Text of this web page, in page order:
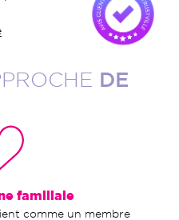
DE
familiale
comme un membre